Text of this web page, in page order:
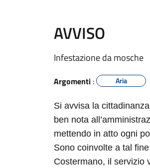
AVVISO
Infestazione da mosche
Argomenti : Aria
Si avvisa la
ben nota
mettendo in atto ogni
Sono coinvolte a tal
Costermano, il servizio